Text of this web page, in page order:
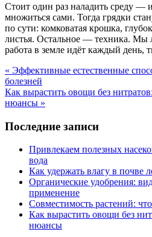
Стоит один раз наладить среду —
множиться сами. Тогда грядки
по сути: комковатая крошка,
листья. Остальное — техника. Мы
работа в земле идёт каждый день,
« Эффективные естественные
болезней
Как вырастить овощи без
нюансы »
Последние записи
Привлекаем полезных
вода
Как удержать влагу в почве
Органические удобрения:
применение
Совместимость растений:
Как вырастить овощи без
нюансы